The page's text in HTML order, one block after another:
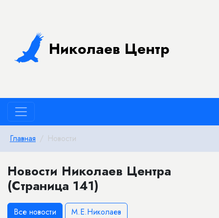
Николаев Центр
Главная Новости
Новости Николаев Центра
(Страница 141)
Все новости
М.Е.Николаев